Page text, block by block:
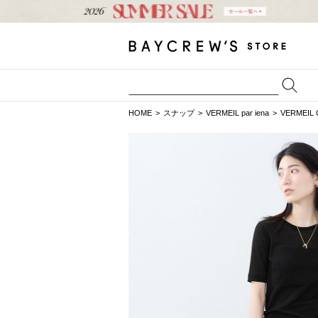
HOME スナップ VERMEIL par iena VERMEIL